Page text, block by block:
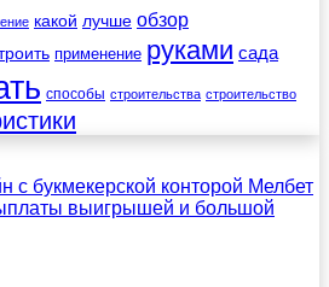
какой лучше обзор
применение руками сада
способы строительства строительство
с букмекерской конторой Мелбет
выигрышей и большой